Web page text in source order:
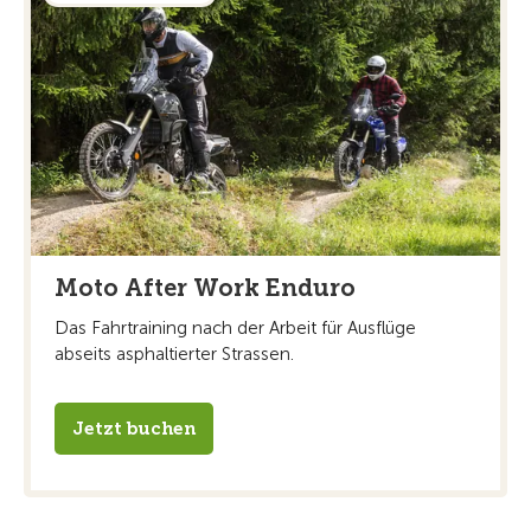
Moto After Work Enduro
Das Fahrtraining nach der Arbeit für Ausflüge
abseits asphaltierter Strassen.
Jetzt buchen